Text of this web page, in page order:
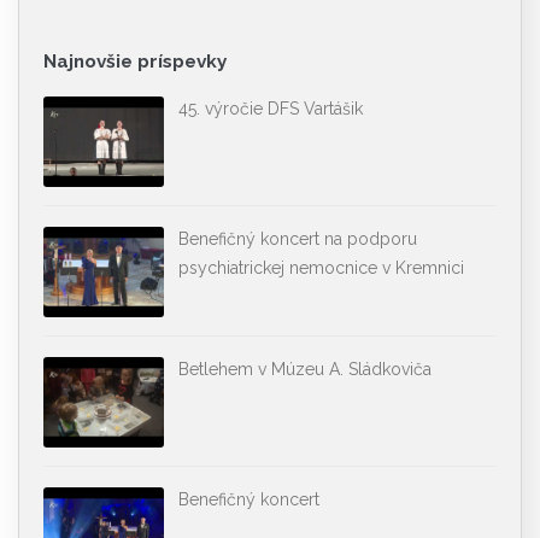
Najnovšie príspevky
45. výročie DFS Vartášik
Benefičný koncert na podporu
psychiatrickej nemocnice v Kremnici
Betlehem v Múzeu A. Sládkoviča
Benefičný koncert